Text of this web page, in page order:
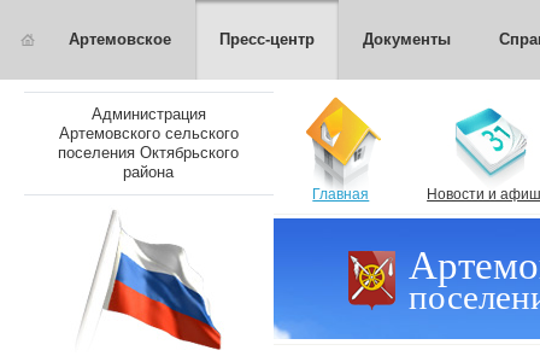
Артемовское Пресс-центр Документы
Администрация
Артемовского сельского
поселения Октябрьского
района
Главная Новости и